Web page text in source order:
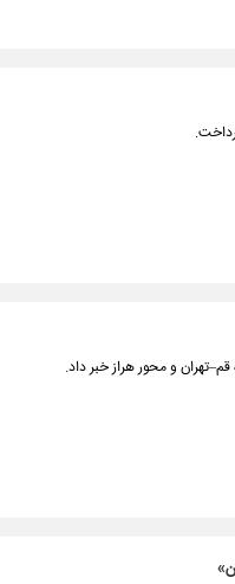
و محور هراز خبر داد.